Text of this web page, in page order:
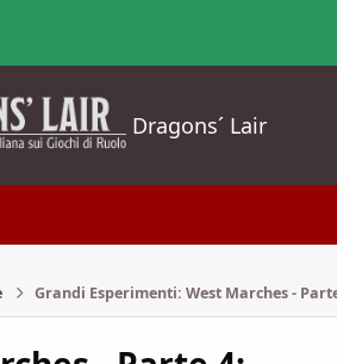
Dragons´ Lair
Grandi Esperimenti: West Marches -